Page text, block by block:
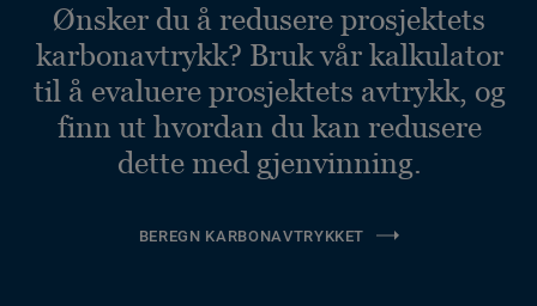
Ønsker du å redusere prosjektets
karbonavtrykk? Bruk vår kalkulator
til å evaluere prosjektets avtrykk, og
finn ut hvordan du kan redusere
dette med gjenvinning.
BEREGN KARBONAVTRYKKET